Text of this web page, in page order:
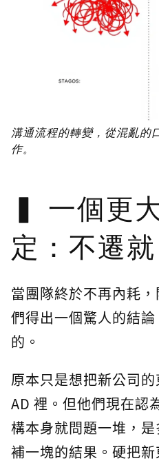
溝通流程的轉變，從混亂的
作。
一個更
定：不遷
當團隊終於不再內耗
們得出一個驚人的結
的。
原本只是想把新公司
AD 裡。但他們現在認
構本身就問題一堆，
補一塊的結果。硬把